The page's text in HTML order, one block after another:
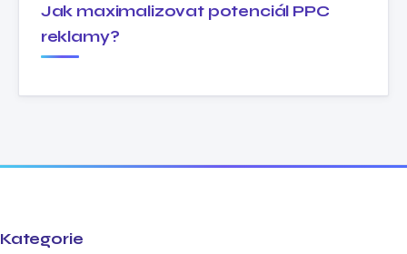
Jak maximalizovat potenciál PPC
reklamy?
Kategorie